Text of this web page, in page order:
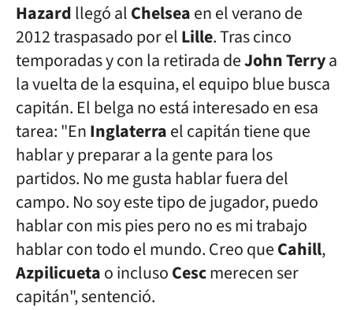
Hazardllegó alChelseaen el verano de
2012 traspasado por elLille. Tras cinco
temporadas y con la retirada deJohn Terrya
la vuelta de la esquina, el equipo blue busca
capitán. El belga no está interesado en esa
tarea: "EnInglaterrael capitán tiene que
hablar y preparar a la gente para los
partidos. No me gusta hablar fuera del
campo. No soy este tipo de jugador, puedo
hablar con mis pies pero no es mi trabajo
hablar con todo el mundo.Creo queCahill,
Azpilicuetao inclusoCescmerecen ser
capitán", sentenció.